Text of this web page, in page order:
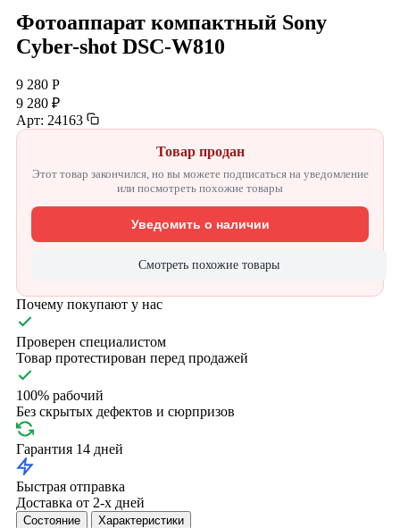
Фотоаппарат компактный Sony
Cyber-shot DSC-W810
9 280 Р
9 280 ₽
Арт: 24163
Товар продан
Этот товар закончился, но вы можете подписаться на уведомление
или посмотреть похожие товары
Уведомить о наличии
Смотреть похожие товары
Почему покупают у нас
Проверен специалистом
Товар протестирован перед продажей
100% рабочий
Без скрытых дефектов и сюрпризов
Гарантия 14 дней
Быстрая отправка
Доставка от 2-х дней
Состояние Характеристики